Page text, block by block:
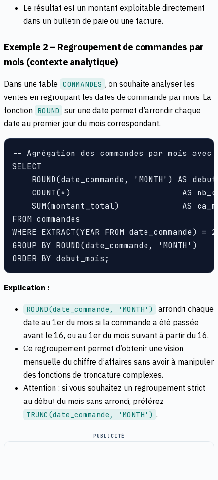
Le résultat est un montant exploitable directement
dans un bulletin de paie ou une facture.
Exemple 2 – Regroupement de commandes par
mois (contexte analytique)
Dans une table COMMANDES , on souhaite analyser les
ventes en regroupant les dates de commande par mois. La
fonction ROUND sur une date permet d’arrondir chaque
date au premier jour du mois correspondant.
-- Agrégation des commandes par mois avec
SELECT
ROUND(date_commande, 'MONTH') AS
COUNT(*)                       AS
SUM(montant_total)             AS
FROM commandes
WHERE EXTRACT(YEAR FROM date_commande) =
GROUP BY ROUND(date_commande, 'MONTH')
Explication :
ROUND(date_commande, 'MONTH')
arrondit chaque
date au 1er du mois si la commande a été passée
avant le 16, ou au 1er du mois suivant à partir du 16.
Ce regroupement permet d’obtenir une vision
mensuelle du chiffre d’affaires sans avoir à manipuler
des fonctions de troncature complexes.
Attention : si vous souhaitez un regroupement strict
au début du mois sans arrondi, préférez
TRUNC(date_commande, 'MONTH') .
PUBLICITÉ